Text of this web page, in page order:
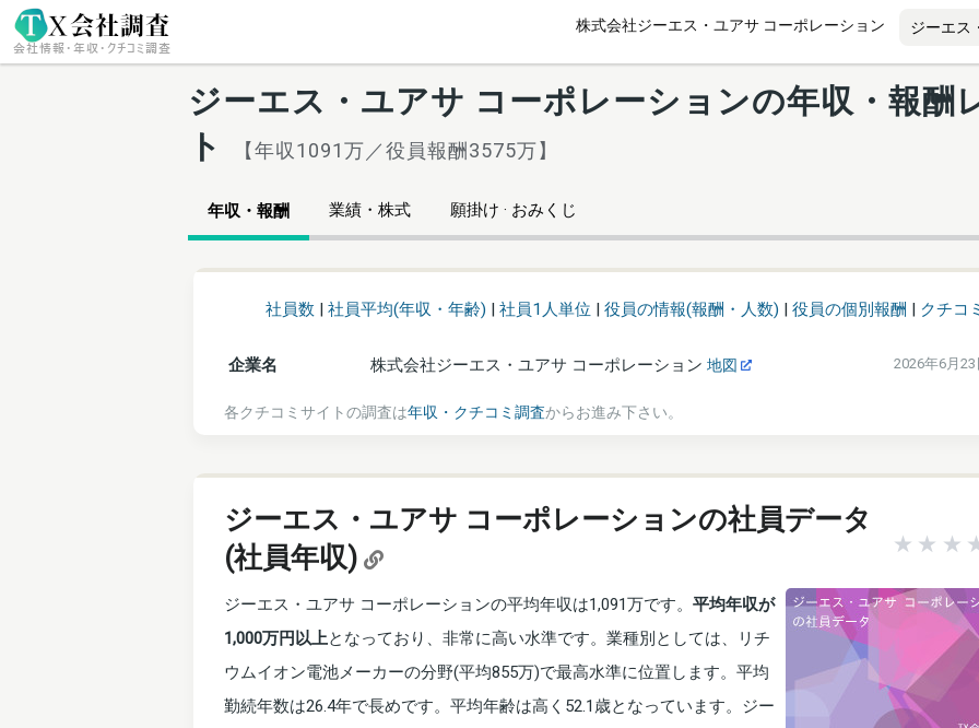
株式会社ジーエス・ユアサ コーポレーション
ジーエス・ユアサ コーポレーションの年収・報酬
ト
【年収1091万／役員報酬3575万】
年収・報酬 業績・株式 願掛け · おみくじ
社員数 | 社員平均(年収・年齢) | 社員1人単位 | 役員の情報(報酬・人数) | 役員の個別報酬 | クチコ
企業名 株式会社ジーエス・ユアサ コーポレーション 地図 2026年6月
各クチコミサイトの調査は年収・クチコミ調査からお進み下さい。
ジーエス・ユアサ コーポレーションの社員データ
(社員年収)
ジーエス・ユアサ コーポレーションの平均年収は1,091万です。 平均年収が
1,000万円以上となっており、非常に高い水準です。業種別としては、リチ
ウムイオン電池メーカーの分野(平均855万)で最高水準に位置します。平均
勤続年数は26.4年で長めです。平均年齢は高く52.1歳となっています。ジー